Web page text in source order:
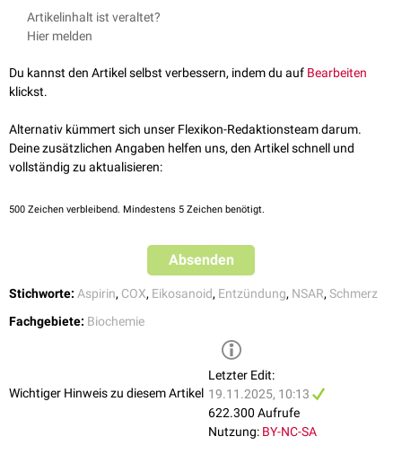
Prostaglandin F2Alpha
Prostaglandin G2
Prostaglandin I2(Prostazyklin)
Die Prostaglandine wurden erstmals 1935 im
isoliert. Zu dieser Zeit ging man davon aus, diese Hormone würden in
Artikelinhalt ist veraltet?
Hier melden
Du kannst den Artikel selbst verbessern, indem du auf Bearbeiten
klickst.
Alternativ kümmert sich unser Flexikon-Redaktionsteam darum.
Deine zusätzlichen Angaben helfen uns, den Artikel schnell und
vollständig zu aktualisieren:
500 Zeichen verbleibend. Mindestens 5 Zeichen benötigt.
Absenden
Stichworte: Aspirin, COX, Eikosanoid, Entzündung, NSAR, Schmerz
Fachgebiete: Biochemie
Wichtiger Hinweis zu diesem Artikel
Letzter Edit:
19.11.2025, 10:13
622.300 Aufrufe
Nutzung: BY-NC-SA